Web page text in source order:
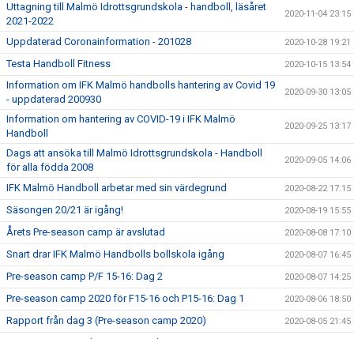
Uttagning till Malmö Idrottsgrundskola - handboll, läsåret
2021-2022
2020-11-04 23:15
Uppdaterad Coronainformation - 201028 2020-10-28 19:21
Testa Handboll Fitness 2020-10-15 13:54
Information om IFK Malmö handbolls hantering av Covid 19
- uppdaterad 200930
2020-09-30 13:05
Information om hantering av COVID-19 i IFK Malmö
Handboll
2020-09-25 13:17
Dags att ansöka till Malmö Idrottsgrundskola - Handboll
för alla födda 2008
2020-09-05 14:06
IFK Malmö Handboll arbetar med sin värdegrund 2020-08-22 17:15
Säsongen 20/21 är igång! 2020-08-19 15:55
Årets Pre-season camp är avslutad 2020-08-08 17:10
Snart drar IFK Malmö Handbolls bollskola igång 2020-08-07 16:45
Pre-season camp P/F 15-16: Dag 2 2020-08-07 14:25
Pre-season camp 2020 för F15-16 och P15-16: Dag 1 2020-08-06 18:50
Rapport från dag 3 (Pre-season camp 2020) 2020-08-05 21:45